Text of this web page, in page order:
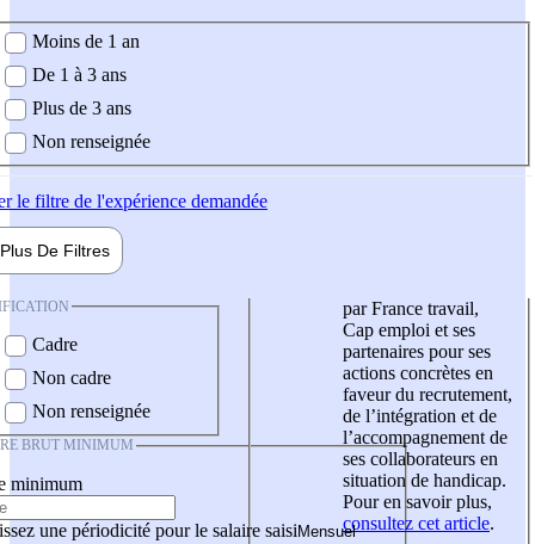
demandée
Moins de 1 an
De 1 à 3 ans
Plus de 3 ans
Non renseignée
le filtre de l'expérience demandée
Plus De Filtres
Cadre
Non cadre
Non renseignée
BRUT MINIMUM
minimum
une périodicité pour le salaire saisi
par France travail,
Cap emploi et ses
partenaires pour ses
actions concrètes en
faveur du recrutement,
de l’intégration et de
l’accompagnement de
ses collaborateurs en
situation de handicap.
Pour en savoir plus,
consultez cet article.